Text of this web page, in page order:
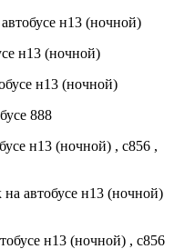
н13 (ночной)
н13 (ночной)
н13 (ночной)
888
н13 (ночной) , с856 ,
на автобусе н13 (ночной)
н13 (ночной) , с856